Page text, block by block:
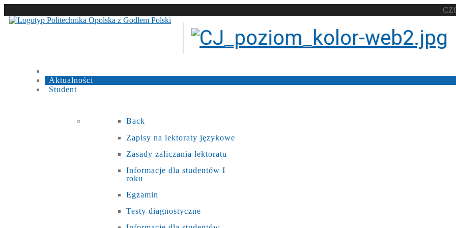
Aktualności
Student
Back
Zapisy na lektoraty językowe
Zasady zaliczania lektoratu
Informacje dla studentów I
roku
Egzamin
Testy diagnostyczne